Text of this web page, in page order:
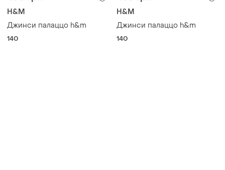
H&M
Джинси палаццо h&m
140
H&M
Джинси палаццо h&m
140